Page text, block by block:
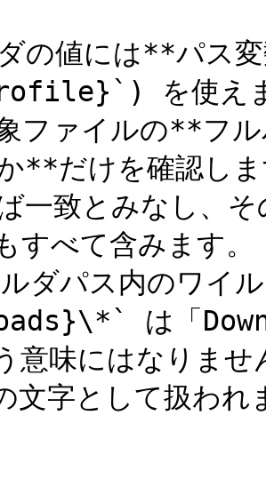
の値には**パ
を使え
ファイルの**フ
**だけを確認し
一致とみなし、そ
すべて含みます。
ダパス内のワイ
は「
意味にはなりま
文字として扱われ